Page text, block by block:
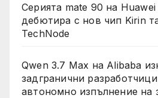
Серията mate 90 на
дебютира с нов чип Kirin
TechNode
Qwen 3.7 Max на Alibaba
задгранични
автономно изпълнение на